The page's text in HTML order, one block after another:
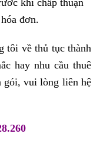
khi chấp thuận
đơn.
tôi về thủ tục thành
hay nhu cầu thuê
gói, vui lòng liên hệ